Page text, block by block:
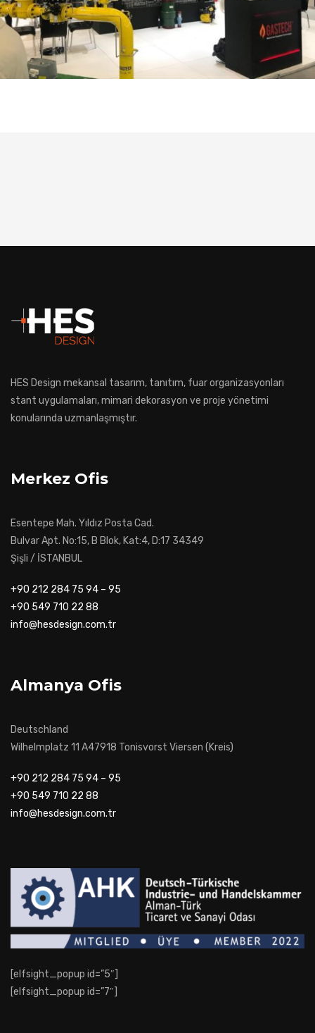
HES Design mekansal tasarım, tanıtım, fuar organizasyonları
stant uygulamaları, mimari dekorasyon ve proje yönetimi
konularında uzmanlaşmıştır.
Merkez Ofis
Esentepe Mah. Yıldız Posta Cad.
Bulvar Apt. No:15, B Blok, Kat:4, D:17 34349
Şişli / İSTANBUL
+90 212 284 75 94 – 95
+90 549 710 22 88
info@hesdesign.com.tr
Almanya Ofis
Deutschland
Wilhelmplatz 11 A47918 Tonisvorst Viersen (Kreis)
+90 212 284 75 94 – 95
+90 549 710 22 88
info@hesdesign.com.tr
[elfsight_popup id=”5″]
[elfsight_popup id=”7″]